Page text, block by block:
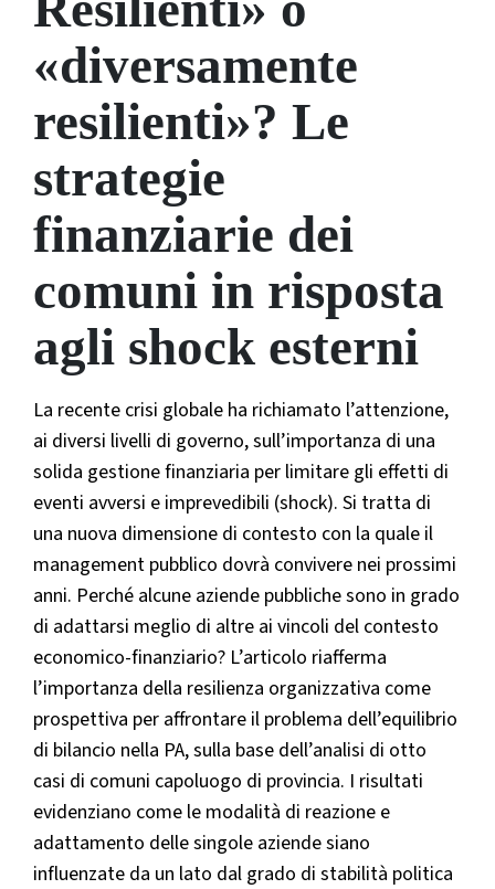
«diversamente
resilienti»? Le
strategie
finanziarie dei
comuni in risposta
agli shock esterni
La recente crisi globale ha richiamato l’attenzione,
ai diversi livelli di governo, sull’importanza di una
solida gestione finanziaria per limitare gli effetti di
eventi avversi e imprevedibili (shock). Si tratta di
una nuova dimensione di contesto con la quale il
management pubblico dovrà convivere nei prossimi
anni. Perché alcune aziende pubbliche sono in grado
di adattarsi meglio di altre ai vincoli del contesto
economico-finanziario? L’articolo riafferma
l’importanza della resilienza organizzativa come
prospettiva per affrontare il problema dell’equilibrio
di bilancio nella PA, sulla base dell’analisi di otto
casi di comuni capoluogo di provincia. I risultati
evidenziano come le modalità di reazione e
adattamento delle singole aziende siano
influenzate da un lato dal grado di stabilità politica